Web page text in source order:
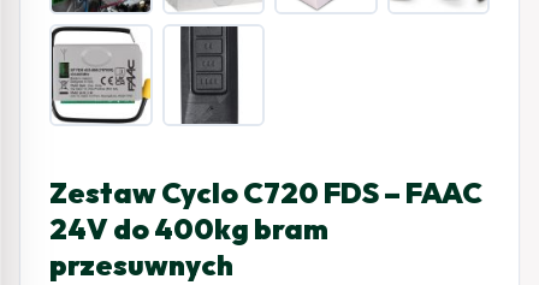
Zestaw Cyclo C720 FDS – FAAC
24V do 400kg bram
przesuwnych